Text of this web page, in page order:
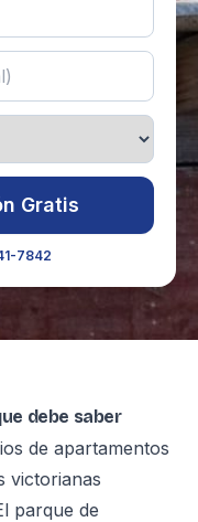
Gratis
7842
debe saber
de apartamentos
victorianas
parque de